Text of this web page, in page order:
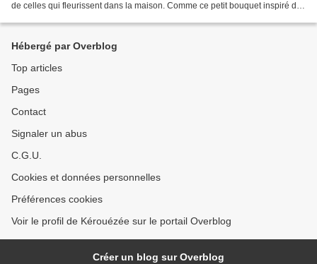
de celles qui fleurissent dans la maison. Comme ce petit bouquet inspiré des
Hébergé par Overblog
Top articles
Pages
Contact
Signaler un abus
C.G.U.
Cookies et données personnelles
Préférences cookies
Voir le profil de Kérouézée sur le portail Overblog
Créer un blog sur Overblog